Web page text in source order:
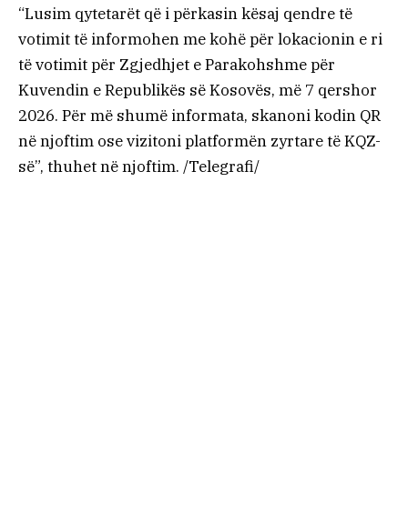
“Lusim qytetarët që i përkasin kësaj qendre të
votimit të informohen me kohë për lokacionin e ri
të votimit për Zgjedhjet e Parakohshme për
Kuvendin e Republikës së Kosovës, më 7 qershor
2026. Për më shumë informata, skanoni kodin QR
në njoftim ose vizitoni platformën zyrtare të KQZ-
së”, thuhet në njoftim. /Telegrafi/